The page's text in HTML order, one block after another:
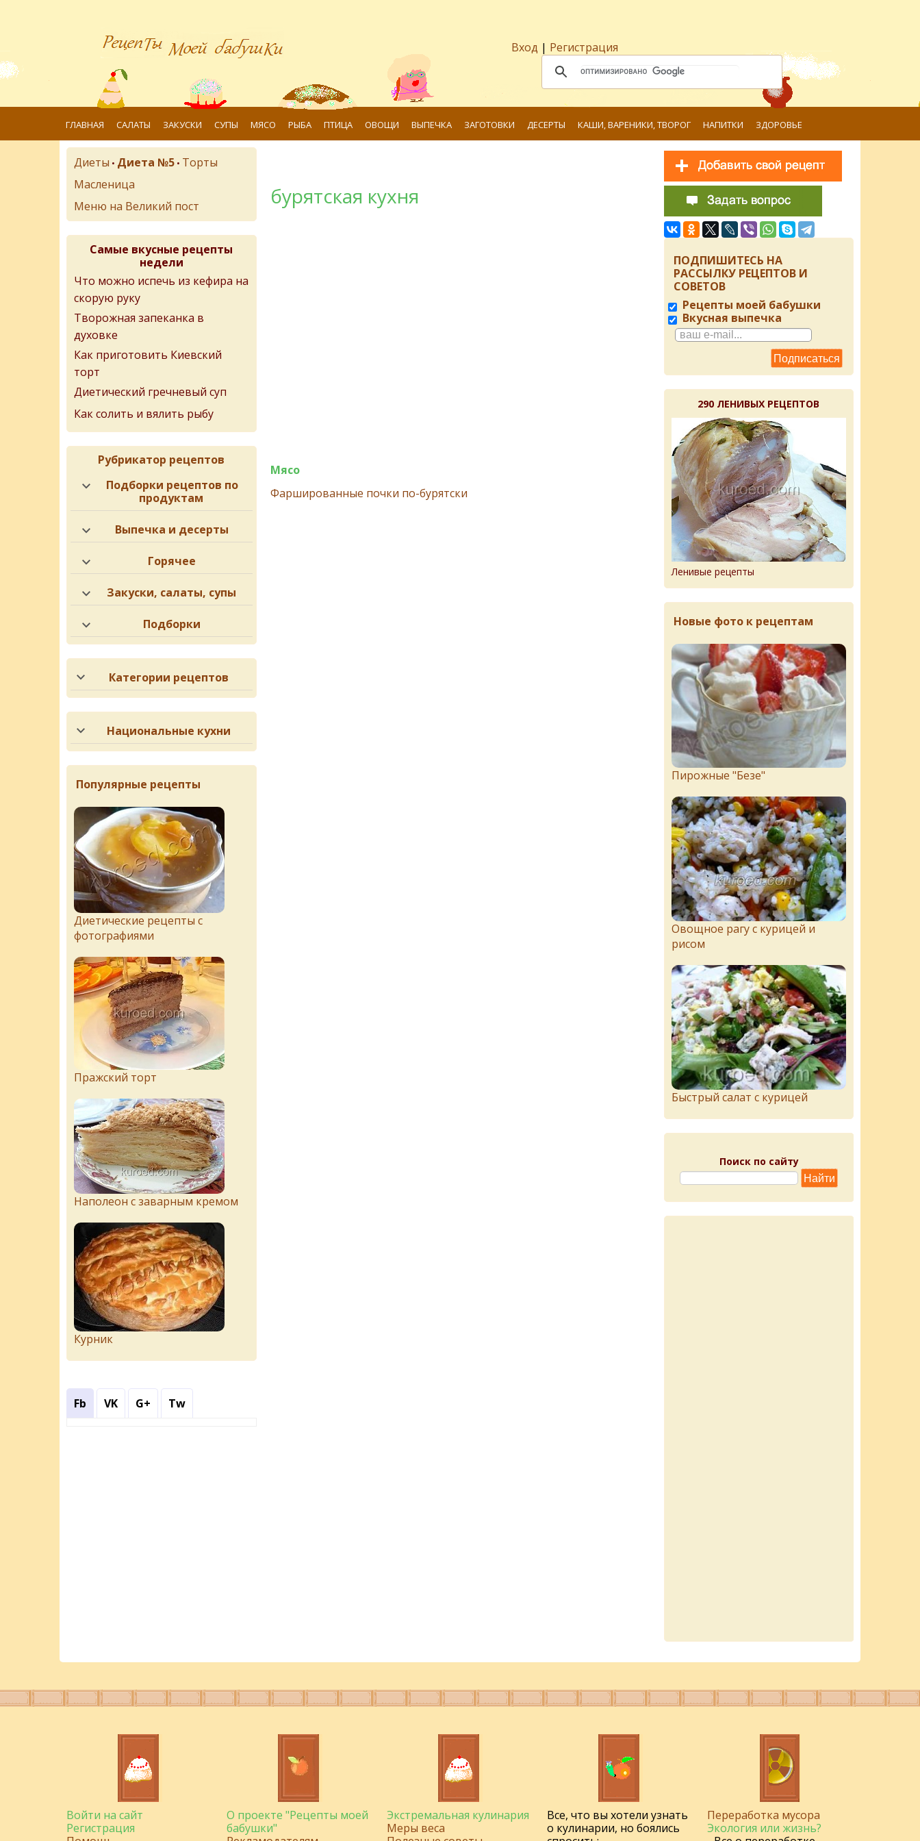
Вход | Регистрация
ГЛАВНАЯ САЛАТЫ ЗАКУСКИ СУПЫ МЯСО РЫБА ПТИЦА ОВОЩИ ВЫПЕЧКА ЗАГОТОВКИ ДЕСЕРТЫ КАШИ, ВАРЕНИКИ, ТВОРОГ НАПИТКИ ЗДОРОВЬЕ
бурятская кухня
Мясо
Фаршированные почки по-бурятски
Диеты • Диета №5 • Торты
Масленица
Меню на Великий пост
Самые вкусные рецепты
недели
Что можно испечь из кефира на
скорую руку
Творожная запеканка в
духовке
Как приготовить Киевский
торт
Диетический гречневый суп
Как солить и вялить рыбу
Рубрикатор рецептов
Подборки рецептов по
продуктам
Выпечка и десерты
Горячее
Закуски, салаты, супы
Подборки
Категории рецептов
Национальные кухни
Популярные рецепты
Диетические рецепты с
фотографиями
Пражский торт
Наполеон с заварным кремом
Курник
Fb VK G+ Tw
ПОДПИШИТЕСЬ НА
РАССЫЛКУ РЕЦЕПТОВ И
СОВЕТОВ
Рецепты моей бабушки
Вкусная выпечка
290 ЛЕНИВЫХ РЕЦЕПТОВ
Ленивые рецепты
Новые фото к рецептам
Пирожныe "Бeзe"
Овощное рагу с курицей и
рисом
Быстрый салат с курицей
Поиск по сайту
Войти на сайт
Регистрация
О проекте "Рецепты моей
бабушки"
Экстремальная кулинария
Меры веса
Все, что вы хотели узнать
о кулинарии, но боялись
Переработка мусора
Экология или жизнь?